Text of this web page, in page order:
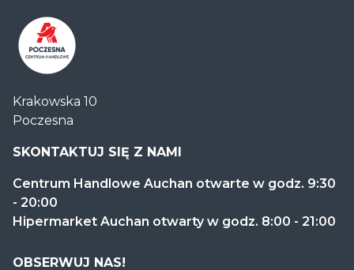
Handlowe
Auchan
Częstochowa
Krakowska 10
Poczesna
SKONTAKTUJ SIĘ Z NAMI
Centrum Handlowe Auchan otwarte w godz. 9:30
- 20:00
Hipermarket Auchan otwarty w godz. 8:00 - 21:00
OBSERWUJ NAS!